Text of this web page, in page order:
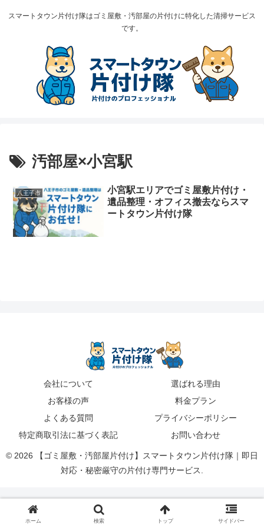
スマートタウン片付け隊はゴミ屋敷・汚部屋の片付けに特化した清掃サービス
です。
汚部屋×小宮駅
八王子市
小宮駅エリアでゴミ屋敷片付け・
遺品整理・オフィス撤去ならスマ
ートタウン片付け隊
会社について
選ばれる理由
お客様の声
料金プラン
よくある質問
プライバシーポリシー
特定商取引法に基づく表記
お問い合わせ
© 2026 【ゴミ屋敷・汚部屋片付け】スマートタウン片付け隊｜即日
対応・秘密厳守の片付け専門サービス.
ホーム 検索 トップ サイドバー